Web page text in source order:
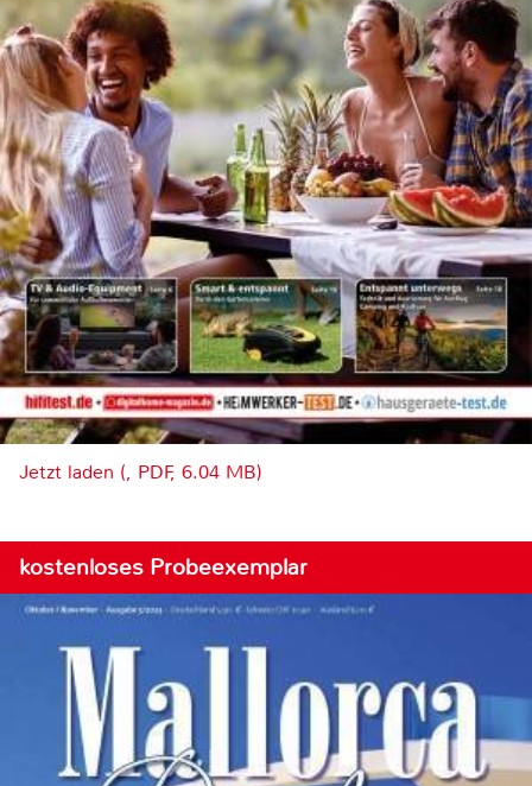
Jetzt laden (, PDF, 6.04 MB)
kostenloses Probeexemplar